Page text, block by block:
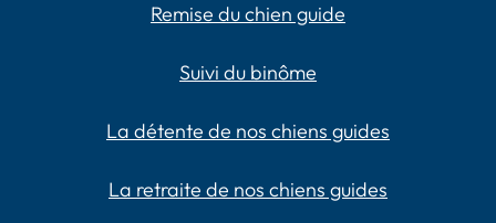
Remise du chien guide
Suivi du binôme
La détente de nos chiens guides
La retraite de nos chiens guides